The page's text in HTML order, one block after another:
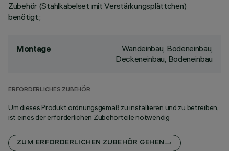
Zubehör (Stahlkabelset mit Verstärkungsplättchen)
benötigt.;
Montage
Wandeinbau, Bodeneinbau,
Deckeneinbau, Bodeneinbau
ERFORDERLICHES ZUBEHÖR
Um dieses Produkt ordnungsgemäß zu installieren und zu betreiben,
ist eines der erforderlichen Zubehörteile notwendig
ZUM ERFORDERLICHEN ZUBEHÖR GEHEN